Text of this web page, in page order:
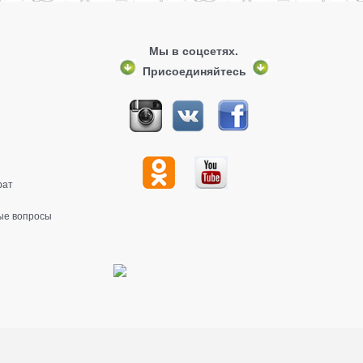
вопросы
Мы в соцсетях.
Присоединяйтесь